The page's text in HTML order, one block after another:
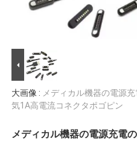
大画像 : メディカル機器の電源
気1A高電流コネクタポゴピン
メディカル機器の電源充電